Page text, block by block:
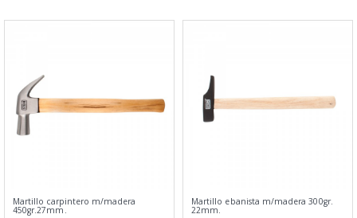
Martillo carpintero m/madera
450gr.27mm.
Martillo ebanista m/madera 300gr.
22mm.